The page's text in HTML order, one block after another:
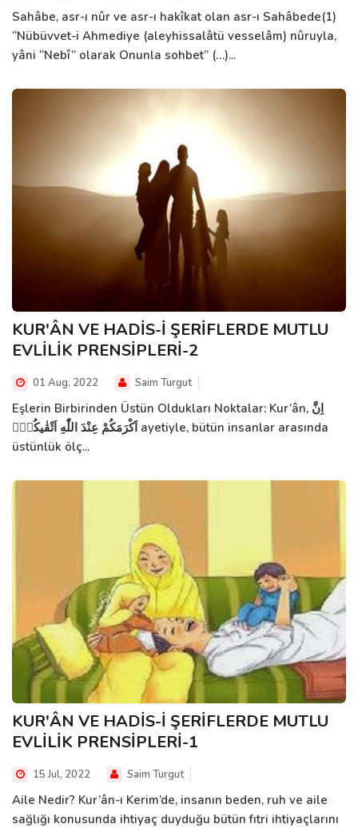
Sahâbe, asr-ı nûr ve asr-ı hakîkat olan asr-ı Sahâbede(1)
“Nübüvvet-i Ahmediye (aleyhissalâtü vesselâm) nûruyla,
yâni “Nebî” olarak Onunla sohbet” (…)...
KUR'ÂN VE HADİS-İ ŞERİFLERDE MUTLU
EVLİLİK PRENSİPLERİ-2
01 Aug, 2022 Saim Turgut
Eşlerin Birbirinden Üstün Oldukları Noktalar: Kur’ân, اِنَّ
اَكْرَمَكُمْ عِنْدَ اللّٰهِ اَتْقٰيكُمْۜ ayetiyle, bütün insanlar arasında
üstünlük ölç...
KUR'ÂN VE HADİS-İ ŞERİFLERDE MUTLU
EVLİLİK PRENSİPLERİ-1
15 Jul, 2022 Saim Turgut
Aile Nedir? Kur’ân-ı Kerim’de, insanın beden, ruh ve aile
sağlığı konusunda ihtiyaç duyduğu bütün fıtri ihtiyaçlarını